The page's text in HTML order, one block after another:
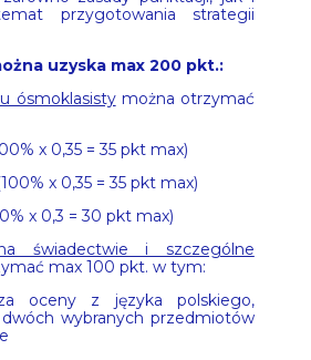
przygotowania strategii
uzyska max 200 pkt.:
ósmoklasistymożna otrzymać
x 0,35 = 35 pkt max)
x 0,35 = 35 pkt max)
x 0,3 = 30 pkt max)
świadectwie i szczególne
max 100 pkt. w tym:
oceny z języka polskiego,
wybranych przedmiotów